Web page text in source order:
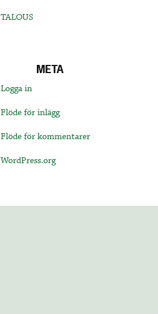
TALOUS
META
Logga in
Flöde för inlägg
Flöde för kommentarer
WordPress.org